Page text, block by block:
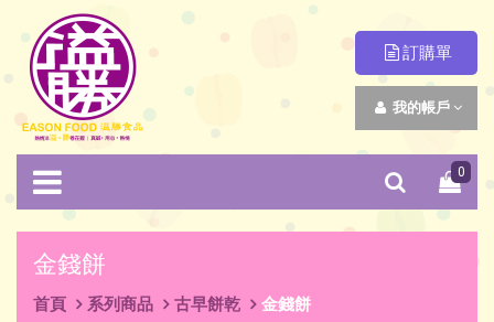
訂購單
我的帳戶
0
金錢餅
首頁 系列商品 古早餅乾 金錢餅